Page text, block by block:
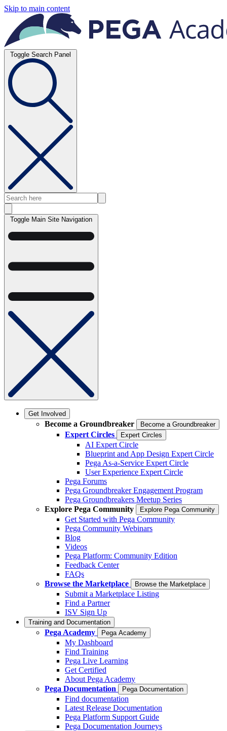
Skip to main content
Toggle Search Panel
Toggle Main Site Navigation
Get Involved
Become a Groundbreaker Become a Groundbreaker
Expert Circles Expert Circles
AI Expert Circle
Blueprint and App Design Expert Circle
Pega As-a-Service Expert Circle
User Experience Expert Circle
Pega Forums
Pega Groundbreaker Engagement Program
Pega Groundbreakers Meetup Series
Explore Pega Community
Explore Pega Community
Get Started with Pega Community
Pega Community Webinars
Blog
Videos
Pega Platform: Community Edition
Feedback Center
FAQs
Browse the Marketplace
Browse the Marketplace
Submit a Marketplace Listing
Find a Partner
ISV Sign Up
Training and Documentation
Pega Academy Pega Academy
My Dashboard
Find Training
Pega Live Learning
Get Certified
About Pega Academy
Pega Documentation
Pega Documentation
Find documentation
Latest Release Documentation
Pega Platform Support Guide
Pega Documentation Journeys